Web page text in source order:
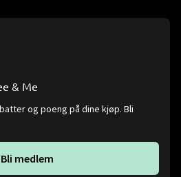
& Me
og poeng på dine kjøp. Bli
Bli medlem